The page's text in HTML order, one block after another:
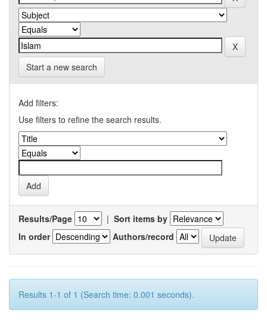
Start a new search
Add filters:
Use filters to refine the search results.
Results/Page | Sort items by
In order
Authors/record
Results 1-1 of 1 (Search time: 0.001 seconds).